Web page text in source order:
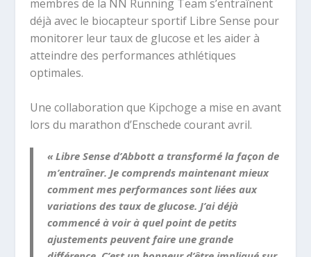
membres de la NN Running Team s’entraînent
déjà avec le biocapteur sportif Libre Sense pour
monitorer leur taux de glucose et les aider à
atteindre des performances athlétiques
optimales.
Une collaboration que Kipchoge a mise en avant
lors du marathon d’Enschede courant avril.
« Libre Sense d’Abbott a transformé la façon de
m’entraîner. Je comprends maintenant mieux
comment mes performances sont liées aux
variations des taux de glucose. J’ai déjà
commencé à voir à quel point de petits
ajustements peuvent faire une grande